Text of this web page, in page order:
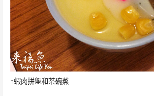
↑蝦肉拼盤和茶碗蒸